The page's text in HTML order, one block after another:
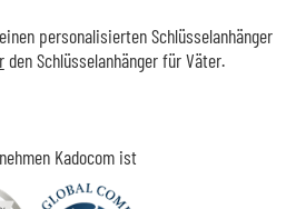
Kadocom ist
personalisierten Schlüsselanhänger
den Schlüsselanhänger für Väter.